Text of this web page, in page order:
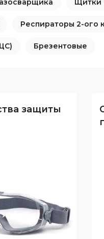
Щитки
Респираторы 2-ого
Брезентовые
защиты